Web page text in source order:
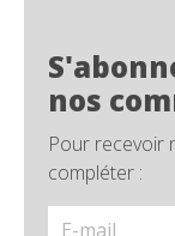
nos
Pour recevoir
compléter :